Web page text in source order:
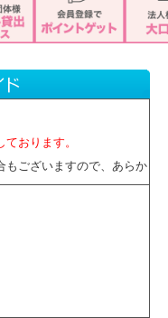
おります。
もございますので、あらか